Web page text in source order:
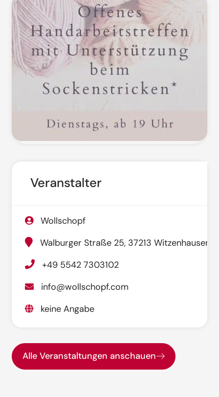
Veranstalter
Wollschopf
Walburger Straße 25, 37213 Witzenhausen
+49 5542 7303102
info@wollschopf.com
keine Angabe
Alle Veranstaltungen anschauen